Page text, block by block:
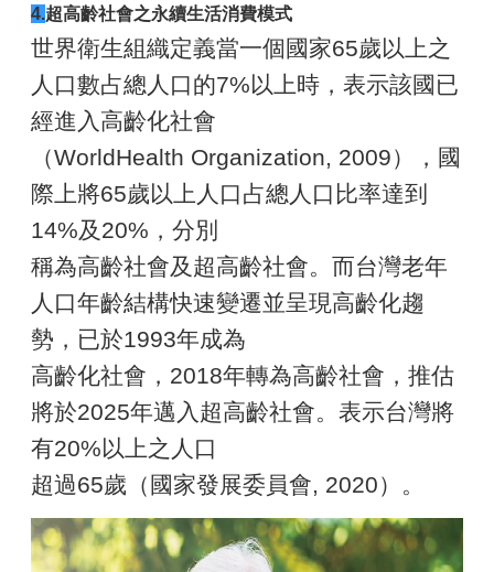
4.超高齡社會之永續生活消費模式
世界衛生組織定義當一個國家65歲以上之
人口數占總人口的7%以上時，表示該國已
經進入高齡化社會
（WorldHealth Organization, 2009），國
際上將65歲以上人口占總人口比率達到
14%及20%，分別
稱為高齡社會及超高齡社會。而台灣老年
人口年齡結構快速變遷並呈現高齡化趨
勢，已於1993年成為
高齡化社會，2018年轉為高齡社會，推估
將於2025年邁入超高齡社會。表示台灣將
有20%以上之人口
超過65歲（國家發展委員會, 2020）。